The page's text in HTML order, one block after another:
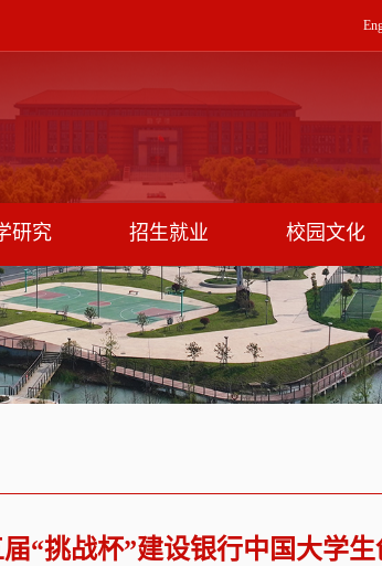
研究 招生就业 校园文化
“挑战杯”建设银行中国大学